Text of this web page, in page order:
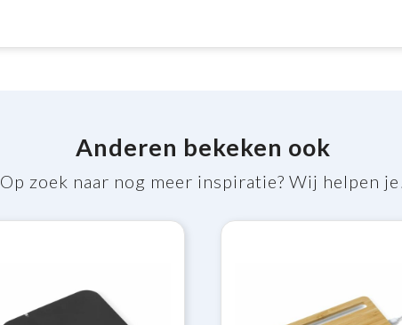
Anderen bekeken ook
Op zoek naar nog meer inspiratie? Wij helpen